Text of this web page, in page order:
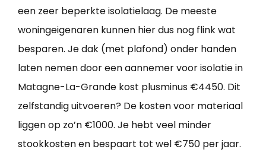
een zeer beperkte isolatielaag. De meeste
woningeigenaren kunnen hier dus nog flink wat
besparen. Je dak (met plafond) onder handen
laten nemen door een aannemer voor isolatie in
Matagne-La-Grande kost plusminus €4450. Dit
zelfstandig uitvoeren? De kosten voor materiaal
liggen op zo’n €1000. Je hebt veel minder
stookkosten en bespaart tot wel €750 per jaar.